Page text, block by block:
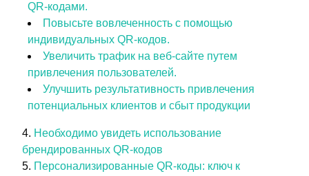
QR-кодами.
Повысьте вовлеченность с помощью
индивидуальных QR-кодов.
Увеличить трафик на веб-сайте путем
привлечения пользователей.
Улучшить результативность привлечения
потенциальных клиентов и сбыт продукции
Необходимо увидеть использование
брендированных QR-кодов
Персонализированные QR-коды: ключ к